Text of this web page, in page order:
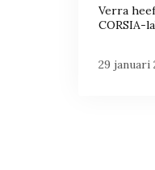
Verra
CORSIA-
29 januari